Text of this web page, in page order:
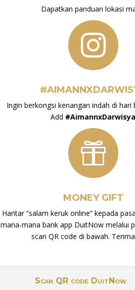
Dapatkan panduan lokasi

Ingin berkongsi kenangan indah di hari
Add #AimannxDarwisya

MONEY GIFT
Hantar “salam keruk online” kepada
mana-mana bank app DuitNow melalui
scan QR code di bawah.
Scan QR code DuitNow